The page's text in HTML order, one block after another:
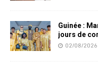
Guinée :
jours de
02/08/2026